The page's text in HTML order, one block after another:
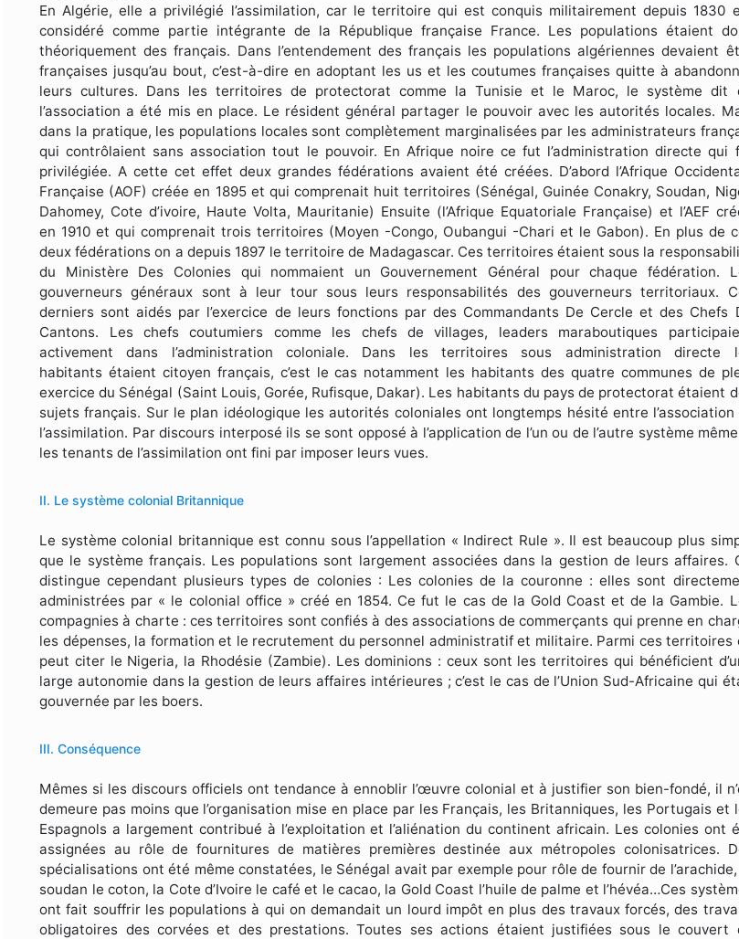
En Algérie, elle a privilégié l’assimilation, car le territoire qui est conquis militairement depuis 1830
considéré comme partie intégrante de la République française France. Les populations étaient
théoriquement des français. Dans l’entendement des français les populations algériennes devaient
françaises jusqu’au bout, c’est-à-dire en adoptant les us et les coutumes françaises quitte à
leurs cultures. Dans les territoires de protectorat comme la Tunisie et le Maroc, le système dit
l’association a été mis en place. Le résident général partager le pouvoir avec les autorités locales.
dans la pratique, les populations locales sont complètement marginalisées par les administrateurs
qui contrôlaient sans association tout le pouvoir. En Afrique noire ce fut l’administration directe qui
privilégiée. A cette cet effet deux grandes fédérations avaient été créées. D’abord l’Afrique
Française (AOF) créée en 1895 et qui comprenait huit territoires (Sénégal, Guinée Conakry, Soudan,
Dahomey, Cote d’ivoire, Haute Volta, Mauritanie) Ensuite (l’Afrique Equatoriale Française) et l’AEF
en 1910 et qui comprenait trois territoires (Moyen -Congo, Oubangui -Chari et le Gabon). En plus de
deux fédérations on a depuis 1897 le territoire de Madagascar. Ces territoires étaient sous la
du Ministère Des Colonies qui nommaient un Gouvernement Général pour chaque fédération.
gouverneurs généraux sont à leur tour sous leurs responsabilités des gouverneurs territoriaux.
derniers sont aidés par l’exercice de leurs fonctions par des Commandants De Cercle et des Chefs
Cantons. Les chefs coutumiers comme les chefs de villages, leaders maraboutiques
activement dans l’administration coloniale. Dans les territoires sous administration directe
habitants étaient citoyen français, c’est le cas notamment les habitants des quatre communes de
exercice du Sénégal (Saint Louis, Gorée, Rufisque, Dakar). Les habitants du pays de protectorat étaient
sujets français. Sur le plan idéologique les autorités coloniales ont longtemps hésité entre l’association
l’assimilation. Par discours interposé ils se sont opposé à l’application de l’un ou de l’autre système
les tenants de l’assimilation ont fini par imposer leurs vues.
II. Le système colonial Britannique
Le système colonial britannique est connu sous l’appellation « Indirect Rule ». Il est beaucoup plus
que le système français. Les populations sont largement associées dans la gestion de leurs affaires.
distingue cependant plusieurs types de colonies : Les colonies de la couronne : elles sont
administrées par « le colonial office » créé en 1854. Ce fut le cas de la Gold Coast et de la Gambie.
compagnies à charte : ces territoires sont confiés à des associations de commerçants qui prenne en
les dépenses, la formation et le recrutement du personnel administratif et militaire. Parmi ces territoires
peut citer le Nigeria, la Rhodésie (Zambie). Les dominions : ceux sont les territoires qui bénéficient
large autonomie dans la gestion de leurs affaires intérieures ; c’est le cas de l’Union Sud-Africaine qui
gouvernée par les boers.
III. Conséquence
Mêmes si les discours officiels ont tendance à ennoblir l’œuvre colonial et à justifier son bien-fondé, il
demeure pas moins que l’organisation mise en place par les Français, les Britanniques, les Portugais et
Espagnols a largement contribué à l’exploitation et l’aliénation du continent africain. Les colonies ont
assignées au rôle de fournitures de matières premières destinée aux métropoles colonisatrices.
spécialisations ont été même constatées, le Sénégal avait par exemple pour rôle de fournir de
soudan le coton, la Cote d’Ivoire le café et le cacao, la Gold Coast l’huile de palme et l’hévéa…Ces
ont fait souffrir les populations à qui on demandait un lourd impôt en plus des travaux forcés, des
obligatoires des corvées et des prestations. Toutes ses actions étaient justifiées sous le couvert